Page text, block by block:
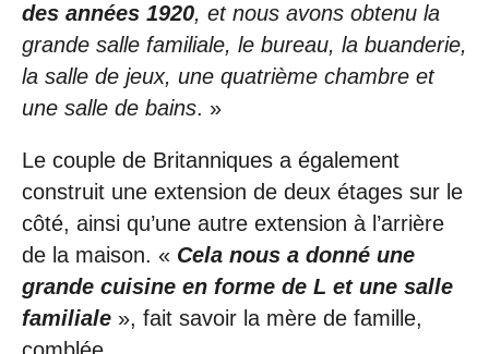
des années 1920, et nous avons obtenu la
grande salle familiale, le bureau, la buanderie,
la salle de jeux, une quatrième chambre et
une salle de bains. »
Le couple de Britanniques a également
construit une extension de deux étages sur le
côté, ainsi qu’une autre extension à l’arrière
de la maison. « Cela nous a donné une
grande cuisine en forme de L et une salle
familiale », fait savoir la mère de famille,